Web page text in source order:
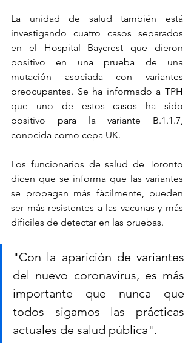
La unidad de salud también está
investigando cuatro casos separados
en el Hospital Baycrest que dieron
positivo en una prueba de una
mutación asociada con variantes
preocupantes. Se ha informado a TPH
que uno de estos casos ha sido
positivo para la variante B.1.1.7,
conocida como cepa UK.
Los funcionarios de salud de Toronto
dicen que se informa que las variantes
se propagan más fácilmente, pueden
ser más resistentes a las vacunas y más
difíciles de detectar en las pruebas.
"Con la aparición de variantes
del nuevo coronavirus, es más
importante que nunca que
todos sigamos las prácticas
actuales de salud pública".